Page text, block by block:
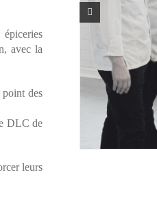
épiceries
avec la
point des
DLC de
leurs